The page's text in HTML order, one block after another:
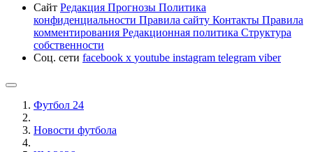
Сайт Редакция Прогнозы Политика
конфиденциальности Правила сайту Контакты Правила
комментирования Редакционная политика Структура
собственности
Соц. сети facebook x youtube instagram telegram viber
Футбол 24
Новости футбола